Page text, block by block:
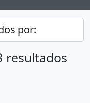
por:
resultados